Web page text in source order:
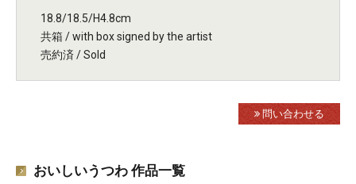
18.8/18.5/H4.8cm
共箱 / with box signed by the artist
売約済 / Sold
問い合わせる
おいしいうつわ 作品一覧